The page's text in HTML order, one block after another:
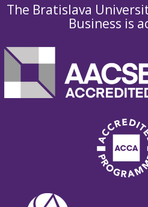
The Bratislava
Business is